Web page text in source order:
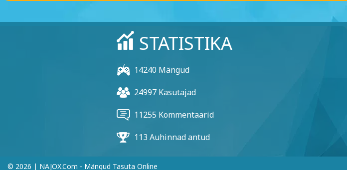
STATISTIKA
14240 Mängud
24997 Kasutajad
11255 Kommentaarid
113 Auhinnad antud
© 2026 | NAJOX.com - Mängud Tasuta Online